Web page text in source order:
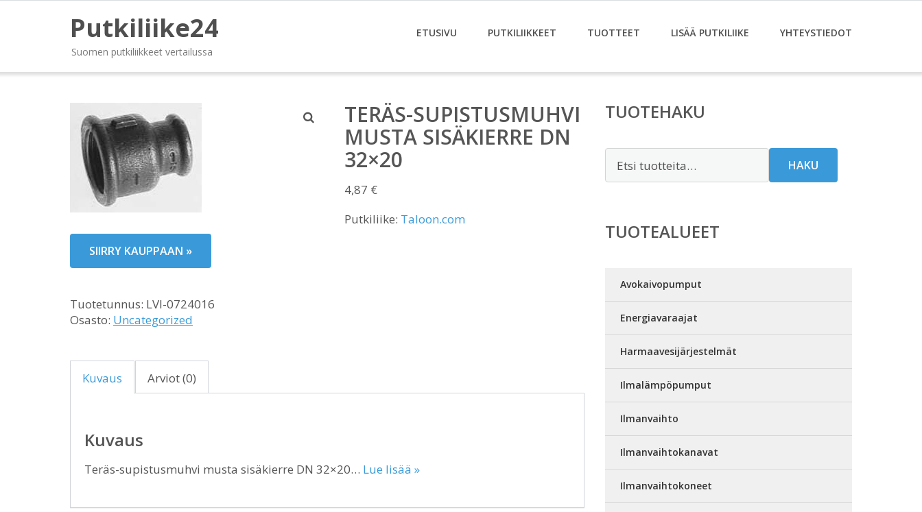
Putkiliike24
Suomen putkiliikkeet vertailussa
ETUSIVU PUTKILIIKKEET TUOTTEET LISÄÄ PUTKILIIKE YHTEYSTIEDOT
TERÄS-SUPISTUSMUHVI
MUSTA SISÄKIERRE DN
32×20
4,87 €
Putkiliike: Taloon.com
SIIRRY KAUPPAAN »
Tuotetunnus: LVI-0724016
Osasto: Uncategorized
Kuvaus Arviot (0)
Kuvaus
Teräs-supistusmuhvi musta sisäkierre DN 32×20… Lue lisää »
TUOTEHAKU
HAKU
TUOTEALUEET
Avokaivopumput
Energiavaraajat
Harmaavesijärjestelmät
Ilmalämpöpumput
Ilmanvaihto
Ilmanvaihtokanavat
Ilmanvaihtokoneet